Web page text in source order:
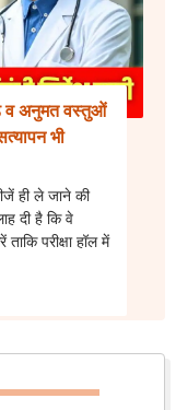
व अनुमत वस्तुओं
भी
ही ले जाने की
दी है कि वे
परीक्षा हॉल में